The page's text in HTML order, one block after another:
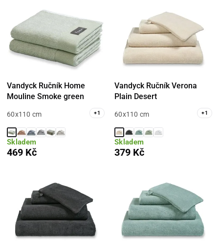
Vandyck Ručník Home
Mouline Smoke green
60x110 cm +1
Skladem
469 Kč
Vandyck Ručník Verona
Plain Desert
60x110 cm +1
Skladem
379 Kč